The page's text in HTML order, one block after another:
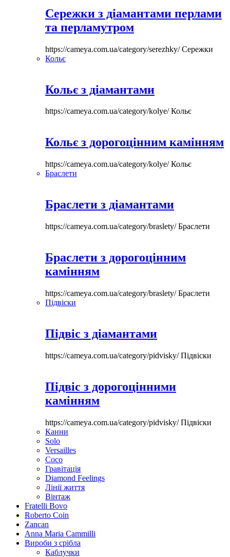
Сережки з діамантами перлами
та перламутром
https://cameya.com.ua/category/serezhky/Сережки
Кольє
Кольє з діамантами
https://cameya.com.ua/category/kolye/Кольє
Кольє з дорогоцінним камінням
https://cameya.com.ua/category/kolye/Кольє
Браслети
Браслети з діамантами
https://cameya.com.ua/category/braslety/Браслети
Браслети з дорогоцінним
камінням
https://cameya.com.ua/category/braslety/Браслети
Підвіски
Підвіс з діамантами
https://cameya.com.ua/category/pidvisky/Підвіски
Підвіс з дорогоцінними
камінням
https://cameya.com.ua/category/pidvisky/Підвіски
Канни
Solo
Versailles
Coco
Гравітація
Diamond Feelings
Лінії життя
Вінтаж
Fratelli Bovo
Roberto Coin
Zancan
Anna Maria Cammilli
Вироби з срібла
Каблучки